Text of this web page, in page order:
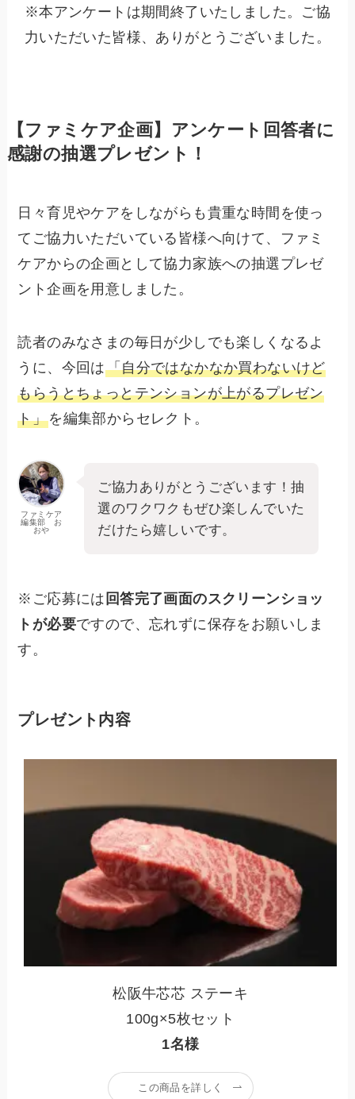
※本アンケートは期間終了いたしました。ご協
力いただいた皆様、ありがとうございました。
【ファミケア企画】アンケート回答者に
感謝の抽選プレゼント！
日々育児やケアをしながらも貴重な時間を使っ
てご協力いただいている皆様へ向けて、ファミ
ケアからの企画として協力家族への抽選プレゼ
ント企画を用意しました。
読者のみなさまの毎日が少しでも楽しくなるよ
うに、今回は「自分ではなかなか買わないけど
もらうとちょっとテンションが上がるプレゼン
ト」を編集部からセレクト。
ファミケア
編集部 お
おや
ご協力ありがとうございます！抽
選のワクワクもぜひ楽しんでいた
だけたら嬉しいです。
※ご応募には 回答完了画面のスクリーンショッ
トが必要ですので、忘れずに保存をお願いしま
す。
プレゼント内容
松阪牛芯芯 ステーキ
100g×5枚セット
1名様
この商品を詳しく